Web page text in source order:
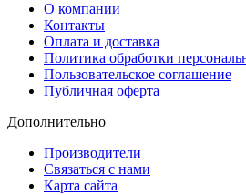
О компании
Контакты
Оплата и доставка
Политика обработки
Пользовательское соглашение
Публичная оферта
Дополнительно
Производители
Связаться с нами
Карта сайта